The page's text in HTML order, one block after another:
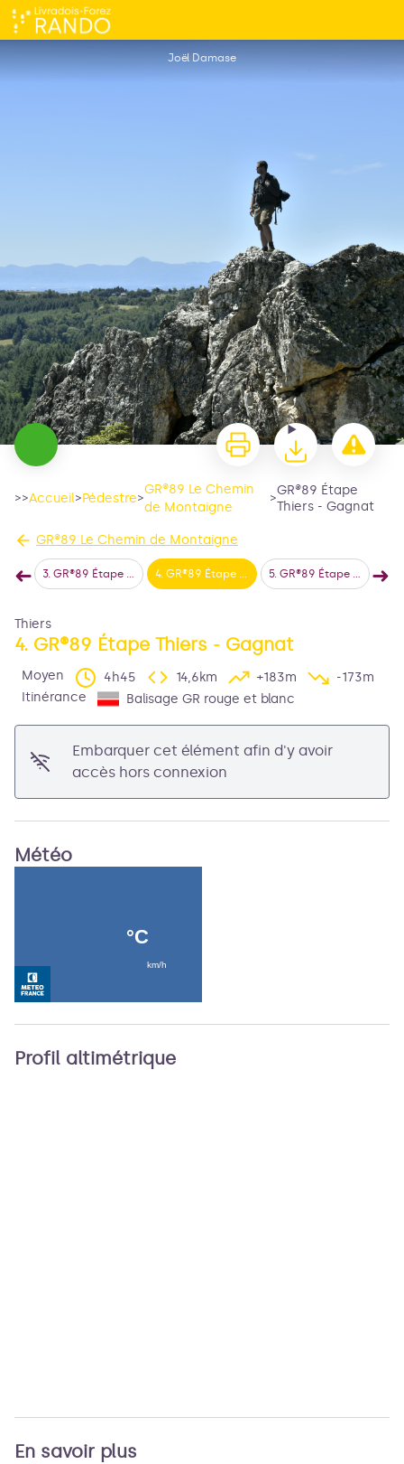
Joël Damase
Voir l'image en plein écran
>>Accueil>Pédestre>
GR®89 Le Chemin
de Montaigne
>
GR®89 Étape
Thiers - Gagnat
GR®89 Le Chemin de Montaigne
➜Étape précédente
3. GR®89 Étape Col du Frissonnet - Thiers 4.GR®89 Étape Thiers - Gagnat 5. GR®89 Étape Gagnat - Lezoux 6.
➜
Thiers
4. GR®89 Étape Thiers - Gagnat
Moyen 4h45 14,6km +183m
-173m
Itinérance
Balisage GR rouge et blanc
Embarquer cet élément afin d'y avoir
accès hors connexion
Météo
Profil altimétrique
En savoir plus